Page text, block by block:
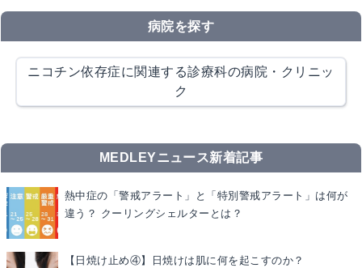
病院を探す
ニコチン依存症に関連する診療科の病院・クリニッ
ク
MEDLEYニュース新着記事
熱中症の「警戒アラート」と「特別警戒アラート」は何が
違う？ クーリングシェルターとは？
【日焼け止め④】日焼けは肌に何を起こすのか？